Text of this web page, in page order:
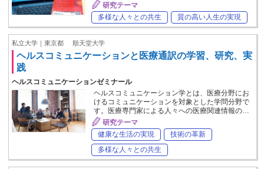
研究テーマ
多様な人々との共生
質の高い人生の実現
私立大学｜東京都 順天堂大学
ヘルスコミュニケーションと医療通訳の学習、研究、実
践
ヘルスコミュニケーションゼミナール
ヘルスコミュニケーション学とは、医療分野にお
けるコミュニケーションを対象とした学問分野で
す。医療専門家による人々への医療関連情報の…
研究テーマ
健康な生活の実現
技術の革新
多様な人々との共生